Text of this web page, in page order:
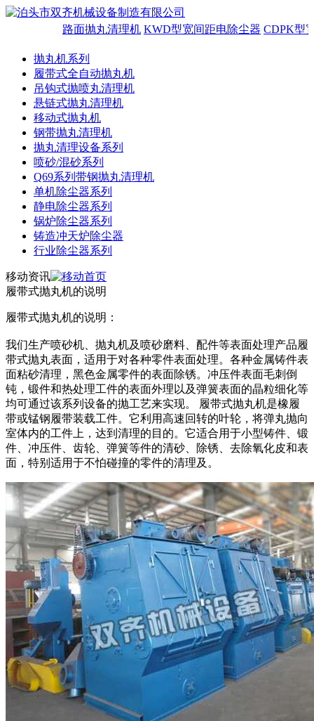
路面抛丸清理机 KWD型宽间距电除尘器 CDPK型
抛丸机系列
履带式全自动抛丸机
吊钩式抛喷丸清理机
悬链式抛丸清理机
移动式抛丸机
钢带抛丸清理机
抛丸清理设备系列
喷砂/混砂系列
Q69系列带钢抛丸清理机
单机除尘器系列
静电除尘器系列
锅炉除尘器系列
铸造冲天炉除尘器
行业除尘器系列
移动资讯
履带式抛丸机的说明
履带式抛丸机的说明：
我们生产喷砂机、抛丸机及喷砂磨料、配件等表面处理产品履
带式抛丸表面，适用于对各种零件表面处理。各种金属铸件表
面粘砂清理，黑色金属零件的表面除锈。冲压件表面毛刺倒
钝，锻件和热处理工件的表面外理以及弹簧表面的晶粒细化等
均可通过该系列设备的抛工艺来实现。 履带式抛丸机是橡履
带或锰钢履带装载工件。它利用高速回转的叶轮，将弹丸抛向
室体内的工件上，达到清理的目的。它适合用于小型铸件、锻
件、冲压件、齿轮、弹簧等件的清砂、除锈、去除氧化皮和表
面，特别适用于不怕碰撞的零件的清理及。